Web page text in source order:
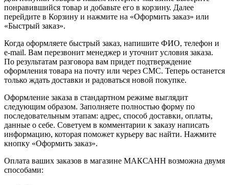
понравившийся товар и добавьте его в корзину. Далее
перейдите в Корзину и нажмите на «Оформить заказ» или
«Быстрый заказ».
Когда оформляете быстрый заказ, напишите ФИО, телефон и
e-mail. Вам перезвонит менеджер и уточнит условия заказа.
По результатам разговора вам придет подтверждение
оформления товара на почту или через СМС. Теперь останется
только ждать доставки и радоваться новой покупке.
Оформление заказа в стандартном режиме выглядит
следующим образом. Заполняете полностью форму по
последовательным этапам: адрес, способ доставки, оплаты,
данные о себе. Советуем в комментарии к заказу написать
информацию, которая поможет курьеру вас найти. Нажмите
кнопку «Оформить заказ».
Оплата ваших заказов в магазине МАКСАНН возможна двумя
способами: